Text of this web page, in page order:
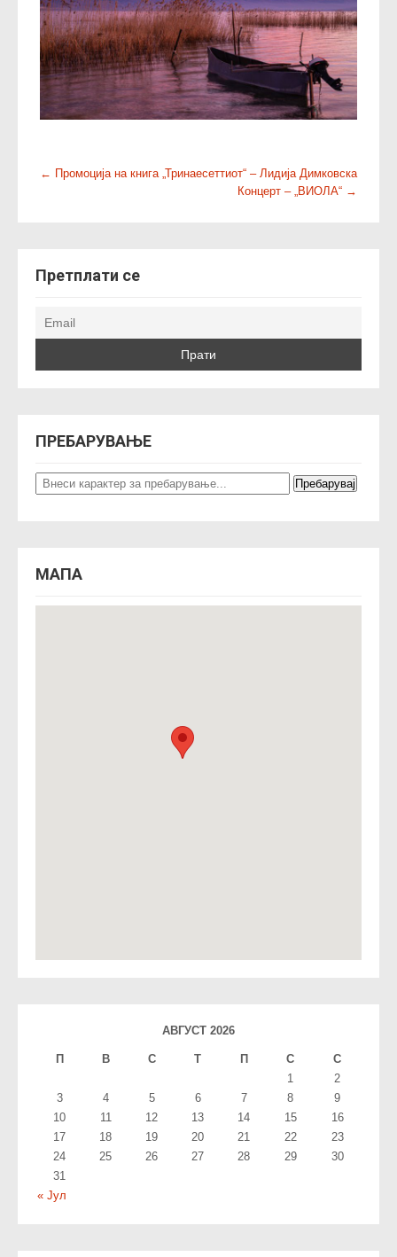
P
n
a
a
o
← Промоција на книга „Тринаесеттиот“ – Лидија Димковска
Концерт – „ВИОЛА“ →
Претплати се
ПРЕБАРУВАЊЕ
МАПА
АВГУСТ 2026
П В С T П С С
« Јул
1
2
3
4 5 6 7 8
9
10
11 12 13 14 15
16
17
18 19 20 21 22
23
24
25 26 27 28 29
30
31